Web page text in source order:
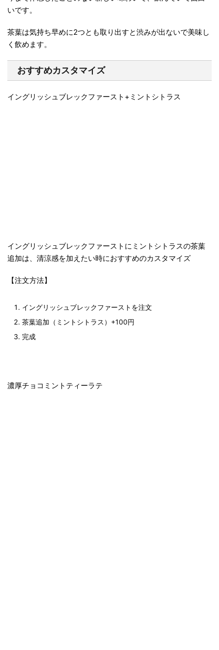
いです。
茶葉は気持ち早めに2つとも取り出すと渋みが出ないで美味し
く飲めます。
おすすめカスタマイズ
イングリッシュブレックファースト+ミントシトラス
イングリッシュブレックファーストにミントシトラスの茶葉
追加は、清涼感を加えたい時におすすめのカスタマイズ
【注文方法】
イングリッシュブレックファーストを注文
茶葉追加（ミントシトラス）+100円
完成
濃厚チョコミントティーラテ